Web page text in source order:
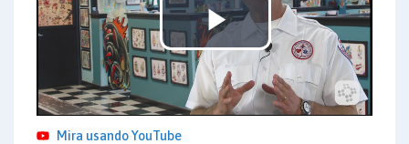
Play
Video
Mira usando YouTube